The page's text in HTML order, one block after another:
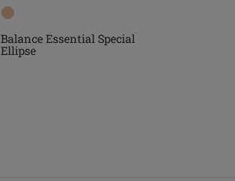
Balance Essential Special
Ellipse